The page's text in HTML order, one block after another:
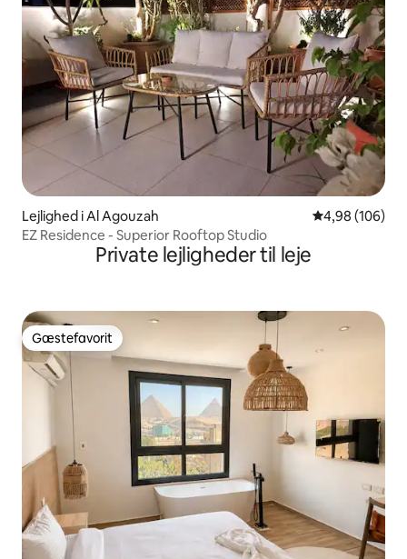
Lejlighed i Al Agouzah 4,98 ud af 5 i
4,98 (106)
EZ Residence - Superior Rooftop Studio
Private lejligheder til leje
Gæstefavorit
Gæstefavorit